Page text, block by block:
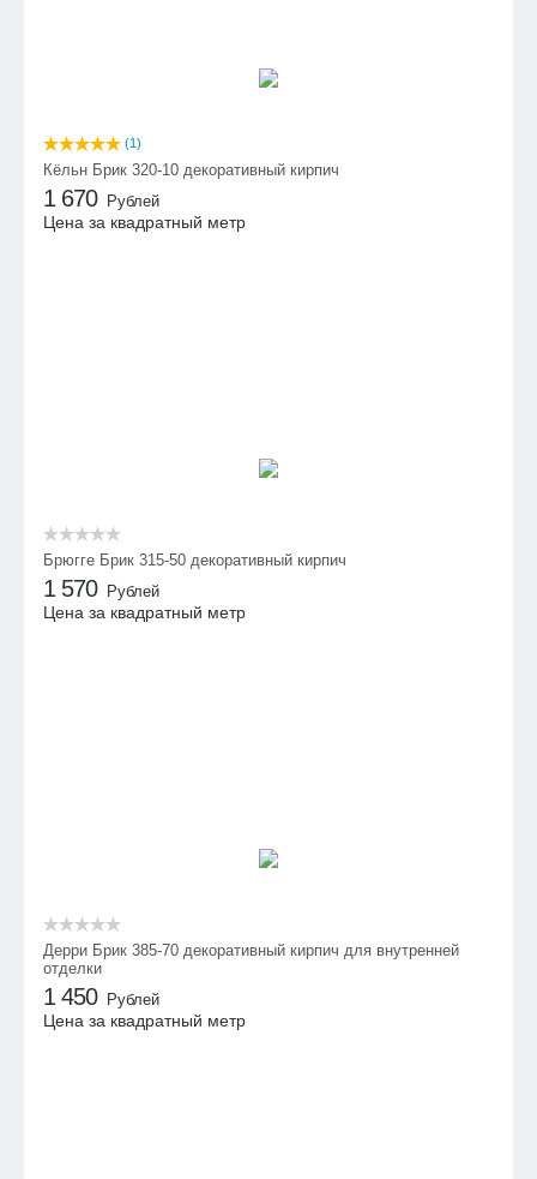
(1)
Кёльн Брик 320-10 декоративный кирпич
1 670 Рублей
Цена за квадратный метр
Брюгге Брик 315-50 декоративный кирпич
1 570 Рублей
Цена за квадратный метр
Дерри Брик 385-70 декоративный кирпич для внутренней
отделки
1 450 Рублей
Цена за квадратный метр